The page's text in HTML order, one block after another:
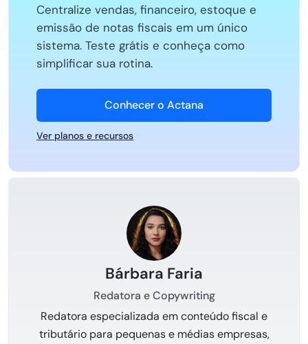
Centralize vendas, financeiro, estoque e
emissão de notas fiscais em um único
sistema. Teste grátis e conheça como
simplificar sua rotina.
Conhecer o Actana
Ver planos e recursos
Bárbara Faria
Redatora e Copywriting
Redatora especializada em conteúdo fiscal e
tributário para pequenas e médias empresas,